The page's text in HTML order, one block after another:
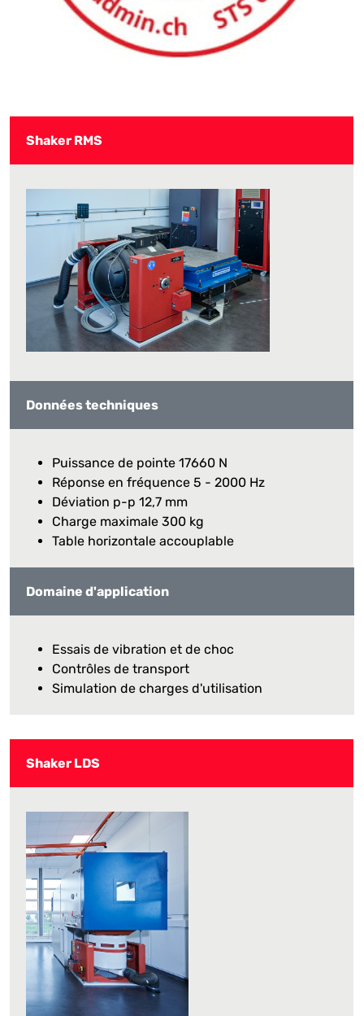
Shaker RMS
Données techniques
Puissance de pointe 17660 N
Réponse en fréquence 5 - 2000 Hz
Déviation p-p 12,7 mm
Charge maximale 300 kg
Table horizontale accouplable
Domaine d'application
Essais de vibration et de choc
Contrôles de transport
Simulation de charges d'utilisation
Shaker LDS